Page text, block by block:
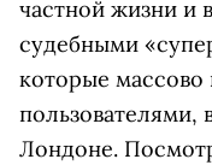
частной жизни и
судебными
которые массово
пользователями,
Лондоне.